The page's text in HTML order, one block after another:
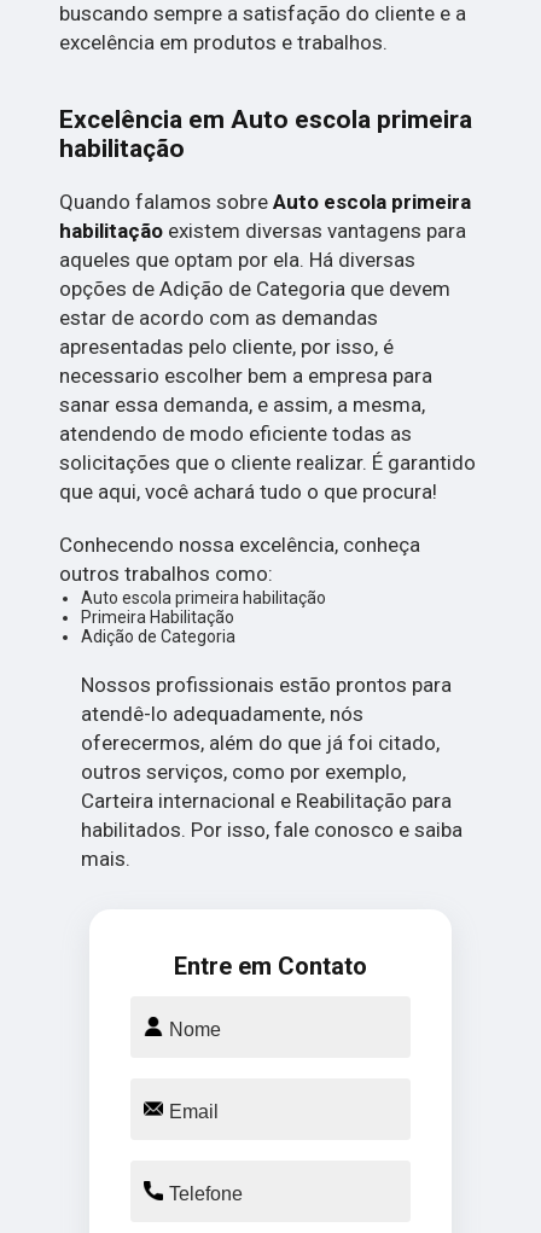
buscando sempre a satisfação do cliente e a
excelência em produtos e trabalhos.
Excelência em Auto escola primeira
habilitação
Quando falamos sobreAuto escola primeira
habilitação existem diversas vantagens para
aqueles que optam por ela. Há diversas
opções de Adição de Categoria que devem
estar de acordo com as demandas
apresentadas pelo cliente, por isso, é
necessario escolher bem a empresa para
sanar essa demanda, e assim, a mesma,
atendendo de modo eficiente todas as
solicitações que o cliente realizar. É garantido
que aqui, você achará tudo o que procura!
Conhecendo nossa excelência, conheça
outros trabalhos como:
Auto escola primeira habilitação
Primeira Habilitação
Adição de Categoria
Nossos profissionais estão prontos para
atendê-lo adequadamente, nós
oferecermos, além do que já foi citado,
outros serviços, como por exemplo,
Carteira internacional e Reabilitação para
habilitados. Por isso, fale conosco e saiba
mais.
Entre em Contato